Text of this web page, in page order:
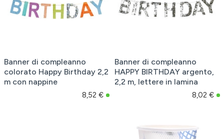
Banner di compleanno
colorato Happy Birthday 2,2
m con nappine
8,52 €
Banner di compleanno
HAPPY BIRTHDAY argento,
2,2 m, lettere in lamina
8,02 €